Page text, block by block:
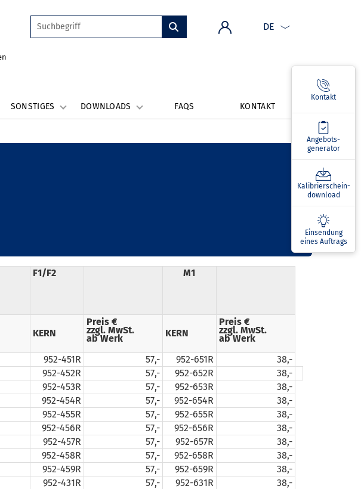
DE
Kontakt
Angebots­
generator
Kalibrierschein­
download
Einsendung
eines Auftrags
SONSTIGES DOWNLOADS FAQS KONTAKT
F1/F2 M1
KERN
Preis €
zzgl. MwSt.
ab Werk KERN
Preis €
zzgl. MwSt.
ab Werk
952-451R 57,- 952-651R
38,-
952-452R 57,- 952-652R
38,-
952-453R 57,- 952-653R
38,-
952-454R 57,- 952-654R
38,-
952-455R 57,- 952-655R
38,-
952-456R 57,- 952-656R
38,-
952-457R 57,- 952-657R
38,-
952-458R 57,- 952-658R
38,-
952-459R 57,- 952-659R
38,-
952-431R 57,- 952-631R
38,-